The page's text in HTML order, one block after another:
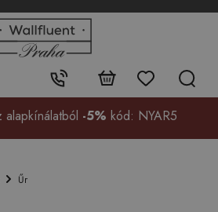
Érintkezés:
+48
99
alapkínálatból -5% kód: NYAR5
Űr